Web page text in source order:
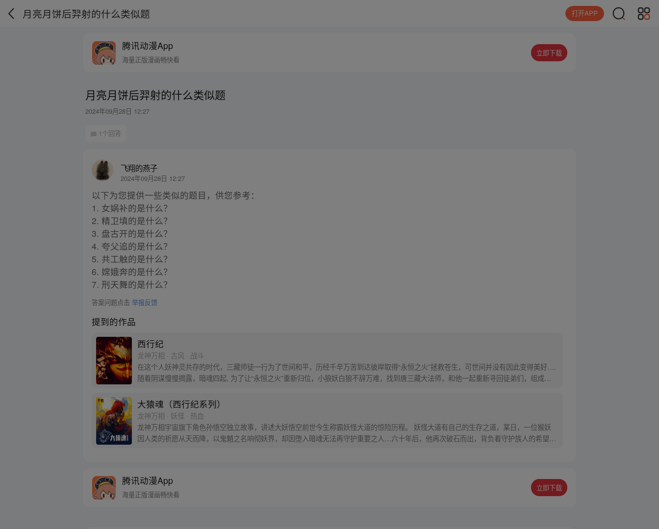
月亮月饼后羿射的什么类似题 打开APP
腾讯动漫App
海量正版漫画畅快看
立即下载
月亮月饼后羿射的什么类似题
2024年09月28日 12:27
1个回答
飞翔的燕子
2024年09月28日 12:27
以下为您提供一些类似的题目，供您参考：
1. 女娲补的是什么？
2. 精卫填的是什么？
3. 盘古开的是什么？
4. 夸父追的是什么？
5. 共工触的是什么？
6. 嫦娥奔的是什么？
7. 刑天舞的是什么？
答案问题点击举报反馈
提到的作品
西行纪
龙神万相 · 古风 · 战斗
在这个人妖神灵共存的时代，三藏师徒一行为了世间和平，历经千辛万苦到达彼岸取得“永恒之火”拯救苍生，可世间并没有因此变得美好….
随着阴谋慢慢揭露，暗魂四起, 为了让“永恒之火”重新归位，小狼妖白狼不辞万难，找到唐三藏大法师，和他一起重新寻回徒弟们，组成全
大猿魂（西行纪系列）
龙神万相 · 妖怪 · 热血
龙神万相宇宙旗下角色孙悟空独立故事，讲述大妖悟空前世今生称霸妖怪大道的惊险历程。 妖怪大道有自己的生存之道，某日，一位猴妖
因人类的祈愿从天而降，以鬼魈之名响彻妖界，却因堕入暗魂无法再守护重要之人…六十年后，他再次破石而出，背负着守护族人的希望和
腾讯动漫App
海量正版漫画畅快看
立即下载